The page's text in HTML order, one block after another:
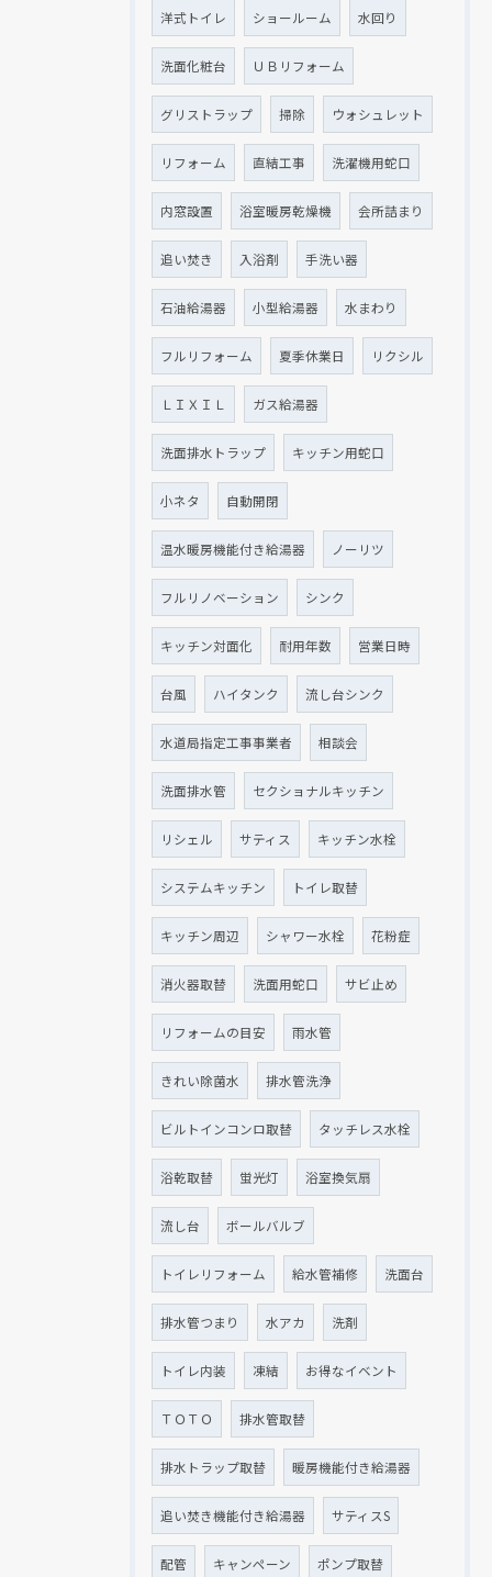
洋式トイレ ショールーム 水回り
洗面化粧台 ＵＢリフォーム
グリストラップ 掃除 ウォシュレット
リフォーム 直結工事 洗濯機用蛇口
内窓設置 浴室暖房乾燥機 会所詰まり
追い焚き 入浴剤 手洗い器
石油給湯器 小型給湯器 水まわり
フルリフォーム 夏季休業日 リクシル
ＬＩＸＩＬ ガス給湯器
洗面排水トラップ キッチン用蛇口
小ネタ 自動開閉
温水暖房機能付き給湯器 ノーリツ
フルリノベーション シンク
キッチン対面化 耐用年数 営業日時
台風 ハイタンク 流し台シンク
水道局指定工事事業者 相談会
洗面排水管 セクショナルキッチン
リシェル サティス キッチン水栓
システムキッチン トイレ取替
キッチン周辺 シャワー水栓 花粉症
消火器取替 洗面用蛇口 サビ止め
リフォームの目安 雨水管
きれい除菌水 排水管洗浄
ビルトインコンロ取替 タッチレス水栓
浴乾取替 蛍光灯 浴室換気扇
流し台 ボールバルブ
トイレリフォーム 給水管補修 洗面台
排水管つまり 水アカ 洗剤
トイレ内装 凍結 お得なイベント
ＴＯＴＯ 排水管取替
排水トラップ取替 暖房機能付き給湯器
追い焚き機能付き給湯器 サティスS
配管 キャンペーン ポンプ取替